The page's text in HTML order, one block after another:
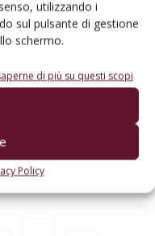
utilizzando i
sul pulsante di gestione
schermo.
di più su questi scopi
Policy